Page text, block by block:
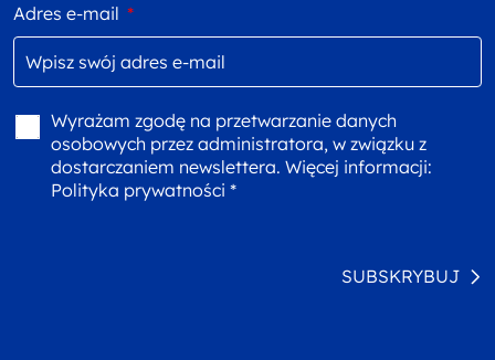
Adres e-mail *
Wyrażam zgodę na przetwarzanie danych
osobowych przez administratora, w związku z
dostarczaniem newslettera. Więcej informacji:
Polityka prywatności *
SUBSKRYBUJ